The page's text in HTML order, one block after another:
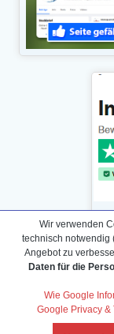
Wir verwenden
technisch notwendig
Angebot zu
Daten für die
Wie Google
Google Privacy &